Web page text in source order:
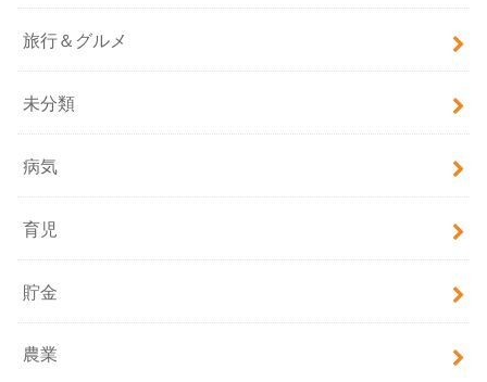
旅行＆グルメ
未分類
病気
育児
貯金
農業